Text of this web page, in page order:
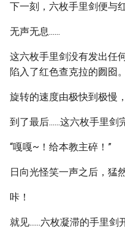
下一刻，六枚手里剑便与
无声无息......
这六枚手里剑没有发出任
陷入了红色查克拉的囫囵。
旋转的速度由极快到极慢
到了最后......这六枚手里剑
“嘎嘎~！给本教主碎！”
日向光怪笑一声之后，猛
咔！
就见......六枚凝滞的手里